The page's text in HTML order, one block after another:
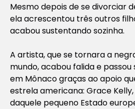
Mesmo depois de se divorciar
ela acrescentou três outros
acabou sustentando sozinha.
A artista, que se tornara a
mundo, acabou falida e passou
em Mônaco graças ao apoio
estrela americana: Grace
daquele pequeno Estado